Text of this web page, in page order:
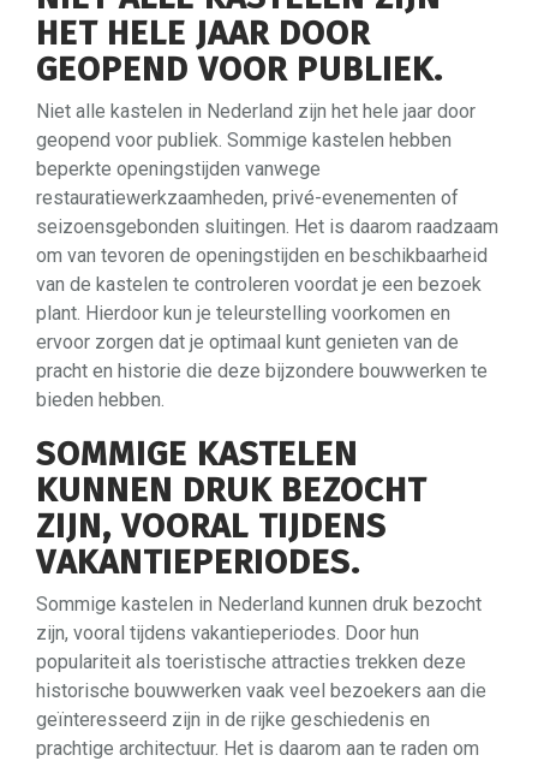
HET HELE JAAR DOOR
GEOPEND VOOR PUBLIEK.
Niet alle kastelen in Nederland zijn het hele jaar door
geopend voor publiek. Sommige kastelen hebben
beperkte openingstijden vanwege
restauratiewerkzaamheden, privé-evenementen of
seizoensgebonden sluitingen. Het is daarom raadzaam
om van tevoren de openingstijden en beschikbaarheid
van de kastelen te controleren voordat je een bezoek
plant. Hierdoor kun je teleurstelling voorkomen en
ervoor zorgen dat je optimaal kunt genieten van de
pracht en historie die deze bijzondere bouwwerken te
bieden hebben.
SOMMIGE KASTELEN
KUNNEN DRUK BEZOCHT
ZIJN, VOORAL TIJDENS
VAKANTIEPERIODES.
Sommige kastelen in Nederland kunnen druk bezocht
zijn, vooral tijdens vakantieperiodes. Door hun
populariteit als toeristische attracties trekken deze
historische bouwwerken vaak veel bezoekers aan die
geïnteresseerd zijn in de rijke geschiedenis en
prachtige architectuur. Het is daarom aan te raden om